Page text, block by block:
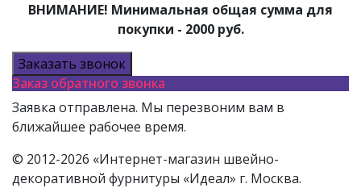
ВНИМАНИЕ! Минимальная общая сумма для
покупки - 2000 руб.
Заказать звонок
Заказ обратного звонка
Заявка отправлена. Мы перезвоним вам в
ближайшее рабочее время.
© 2012-2026 «Интернет-магазин швейно-
декоративной фурнитуры «Идеал» г. Москва.